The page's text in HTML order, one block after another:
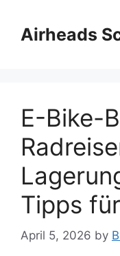
contentAirheads
E-Bike-
Tipps
April 5, 2026 by